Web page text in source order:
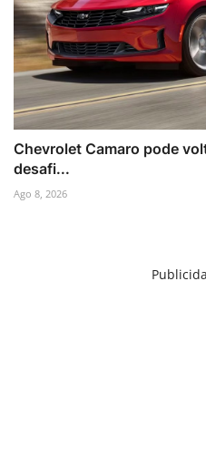
Chevrolet Camaro pode
desafi...
Ago 8, 2026